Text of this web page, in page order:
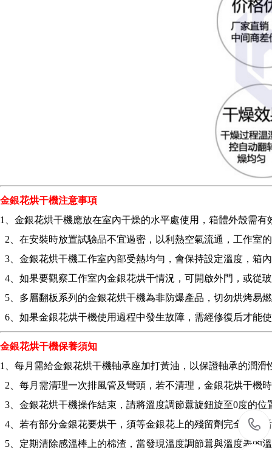
金銀花烘干機注意事項
1、 金銀花烘干機應放在室內干燥的水平處使用，箱體外殼需有
2、在安裝時放置試驗品不宜過密，以利熱空氣流通，工作室
3、金銀花烘干機工作室內部受熱均勻，會保持設定溫度，箱
4、如果要觀察工作室內金銀花烘干情況，可開啟外門，或從
5、多層翻板系列的金銀花烘干機為非防爆產品，切勿烘烤易
6、如果金銀花烘干機使用過程中發生故障，需經修復后才能
金銀花烘干機保養須知
1、每月需給金銀花烘干機軸承座加打黃油，以保證軸承的潤滑
2、每月需清理一次排風管及彎頭，若不清理，金銀花烘干機
3、金銀花烘干機操作結束，請將溫度調節囂旋鈕旋至0度的
4、若有部分金銀花要烘干，須等金銀花上的殘留劑完全揮發
5、定期清除感溫棒上的棉渣，當發現溫度調節囂與溫度表的